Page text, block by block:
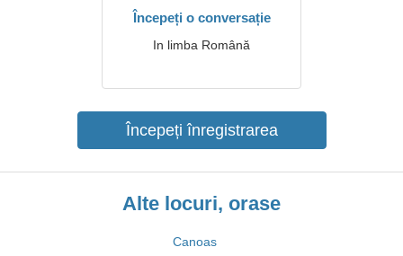
Începeți o conversație
In limba Română
Începeți înregistrarea
Alte locuri, orase
Canoas